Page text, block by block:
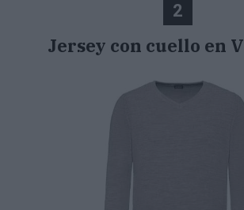
2
Jersey con cuello en